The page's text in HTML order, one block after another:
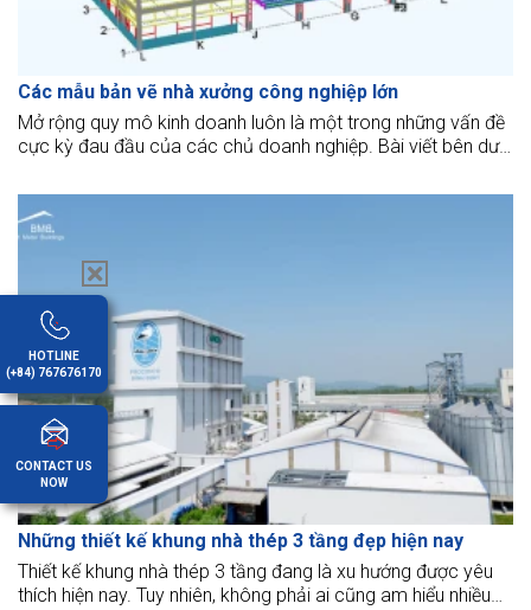
Các mẫu bản vẽ nhà xưởng công nghiệp lớn
Mở rộng quy mô kinh doanh luôn là một trong những vấn đề
cực kỳ đau đầu của các chủ doanh nghiệp. Bài viết bên dưới
bạn.
Những thiết kế khung nhà thép 3 tầng đẹp hiện nay
Thiết kế khung nhà thép 3 tầng đang là xu hướng được yêu
thích hiện nay. Tuy nhiên, không phải ai cũng am hiểu nhiều
HOTLINE
(+84) 767676170
CONTACT US
NOW